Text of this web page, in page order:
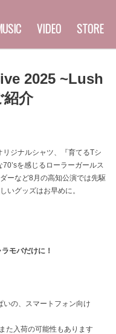
VIDEO STORE
2025 ~Lush
介
ジナルシャツ、『育てるTシ
を感じるローラーガールス
ーなど8月の高知公演では先駆
いグッズはお早めに。
モバだけに！
いの、スマートフォン向け
た入荷の可能性もあります